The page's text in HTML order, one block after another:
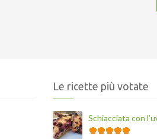
Le ricette più votate
Schiacciata con